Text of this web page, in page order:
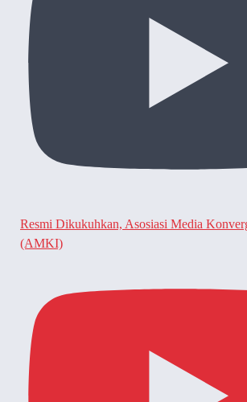
Resmi Dikukuhkan, Asosiasi Media
(AMKI)